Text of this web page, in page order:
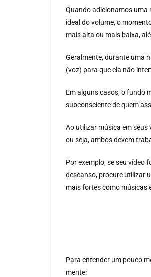
Quando adicionamos
ideal do volume, o
mais alta ou mais baixa,
Geralmente, durante uma
(voz) para que ela não
Em alguns casos, o fundo
subconsciente de quem
Ao utilizar música em
ou seja, ambos devem
Por exemplo, se seu vídeo
descanso, procure utilizar
mais fortes como músicas
Para entender um pouco
mente: